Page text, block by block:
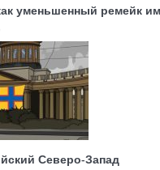
уменьшенный ремейк
Северо-Запад